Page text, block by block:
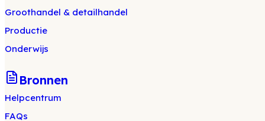
Groothandel & detailhandel
Productie
Onderwijs
Bronnen
Helpcentrum
FAQs